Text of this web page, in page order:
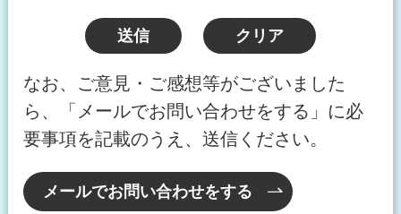
なお、ご意見・ご感想等がございました
ら、「メールでお問い合わせをする」に必
要事項を記載のうえ、送信ください。
メールでお問い合わせをする